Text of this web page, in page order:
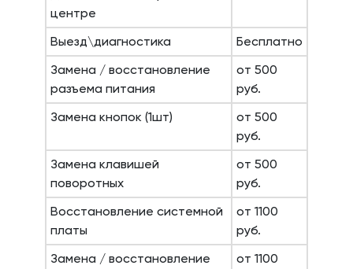
центре
Выезд\диагностика
Бесплатно
Замена / восстановление
разъема питания
от 500
руб.
Замена кнопок (1шт)
от 500
руб.
Замена клавишей
поворотных
от 500
руб.
Восстановление системной
платы
от 1100
руб.
Замена / восстановление
от 1100